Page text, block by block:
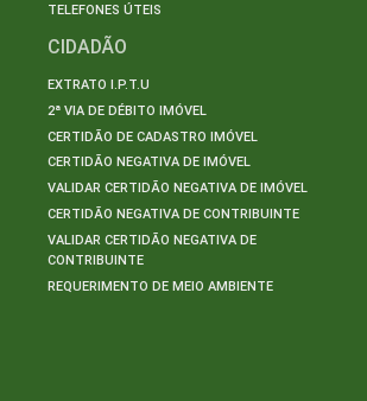
TELEFONES ÚTEIS
CIDADÃO
EXTRATO I.P.T.U
2ª VIA DE DÉBITO IMÓVEL
CERTIDÃO DE CADASTRO IMÓVEL
CERTIDÃO NEGATIVA DE IMÓVEL
VALIDAR CERTIDÃO NEGATIVA DE IMÓVEL
CERTIDÃO NEGATIVA DE CONTRIBUINTE
VALIDAR CERTIDÃO NEGATIVA DE
CONTRIBUINTE
REQUERIMENTO DE MEIO AMBIENTE